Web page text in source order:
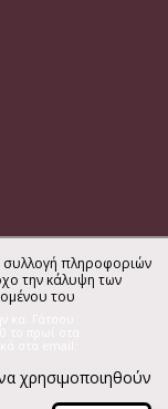
κα. Γάτσου
στα email:
συλλογή πληροφοριών
την κάλυψη των
του
χρησιμοποιηθούν